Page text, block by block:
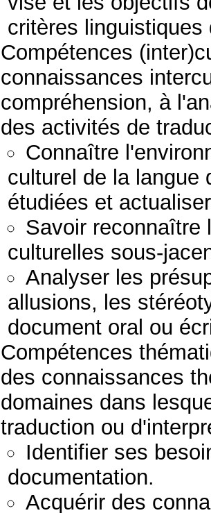
critères
Compétences
connaissances
compréhension, à
des activités de
Connaître
culturel de la langue
étudiées et
Savoir reconnaître
culturelles sous-
Analyser les
allusions, les
document oral ou
Compétences
des connaissances
domaines dans
traduction ou
Identifier ses
documentation.
Acquérir des